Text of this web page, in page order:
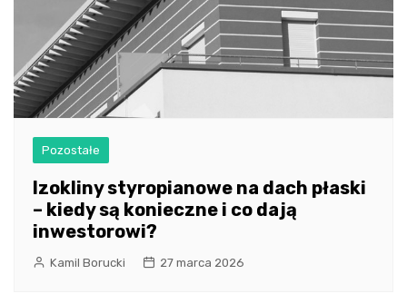
Pozostałe
Izokliny styropianowe na dach płaski
– kiedy są konieczne i co dają
inwestorowi?
Kamil Borucki 27 marca 2026